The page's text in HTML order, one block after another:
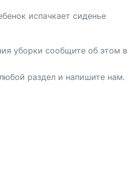
испачкает сиденье
уборки сообщите об этом в
раздел и напишите нам.